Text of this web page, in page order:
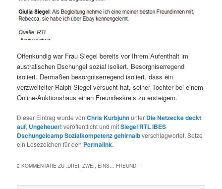
Offenkundig war Frau Siegel bereits vor Ihrem Aufenthalt im
australischen Dschungel sozial isoliert. Besorgniserregend
isoliert. Dermaßen besorgniserregend isoliert, dass ein
verzweifelter Ralph Siegel versucht hat, seiner Tochter bei einem
Online-Auktionshaus einen Freundeskreis zu ersteigern.
Dieser Eintrag wurde vonChris Kurbjuhnunter Die Netzecke deckt
auf, Ungeheuer! veröffentlicht und mitSiegel RTL IBES
Dschungelcamp Sozialkompetenz gehirnalbverschlagwortet. Setze
ein Lesezeichen für den Permalink.
2 KOMMENTARE ZU „DREI, ZWEI, EINS… FREUND!“